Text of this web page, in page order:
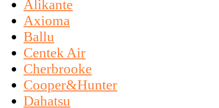
Alikante
Axioma
Ballu
Centek Air
Cherbrooke
Cooper&Hunter
Dahatsu